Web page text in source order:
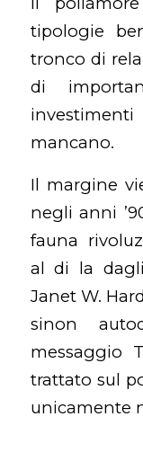
tipologie
tronco di
di
mancano.
Il margine
negli anni
fauna
al di la
Janet W.
sinon
messaggio
trattato sul
unicamente